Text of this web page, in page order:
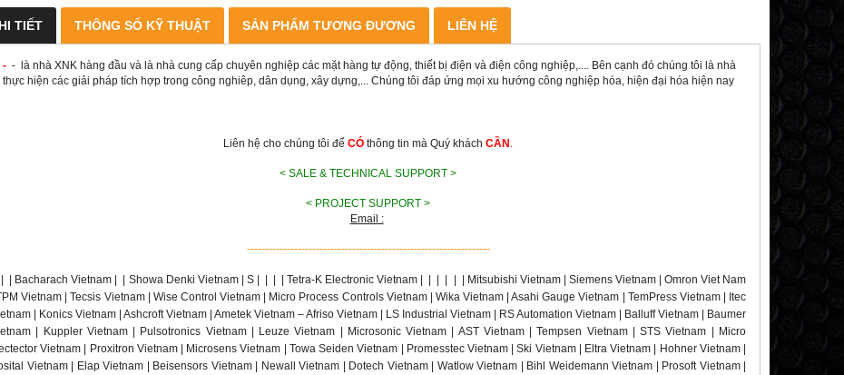
TIẾT THÔNG SỐ KỸ THUẬT SẢN PHẨM TƯƠNG ĐƯƠNG LIÊN HỆ
- - là nhà XNK hàng đầu và là nhà cung cấp chuyên nghiệp các mặt hàng tự động, thiết bị điện và điện công nghiệp,.... Bên cạnh đó chúng tôi là nhà
thực hiện các giải pháp tích hợp trong công nghiêp, dân dụng, xây dựng,... Chúng tôi đáp ứng mọi xu hướng công nghiệp hóa, hiện đại hóa hiện nay
Liên hệ cho chúng tôi để CÓ thông tin mà Quý khách CẦN.
< SALE & TECHNICAL SUPPORT >
< PROJECT SUPPORT >
Email :
-------------------------------------------------------------------
| | Bacharach Vietnam | | Showa Denki Vietnam | S | | | | Tetra-K Electronic Vietnam | | | | | | Mitsubishi Vietnam | Siemens Vietnam | Omron Viet Nam
Vietnam | Tecsis Vietnam | Wise Control Vietnam | Micro Process Controls Vietnam | Wika Vietnam | Asahi Gauge Vietnam | TemPress Vietnam | Itec
| Konics Vietnam | Ashcroft Vietnam | Ametek Vietnam – Afriso Vietnam | LS Industrial Vietnam | RS Automation Vietnam | Balluff Vietnam | Baumer
| Kuppler Vietnam | Pulsotronics Vietnam | Leuze Vietnam | Microsonic Vietnam | AST Vietnam | Tempsen Vietnam | STS Vietnam | Micro
Vietnam | Proxitron Vietnam | Microsens Vietnam | Towa Seiden Vietnam | Promesstec Vietnam | Ski Vietnam | Eltra Vietnam | Hohner Vietnam |
Vietnam | Elap Vietnam | Beisensors Vietnam | Newall Vietnam | Dotech Vietnam | Watlow Vietnam | Bihl Weidemann Vietnam | Prosoft Vietnam |